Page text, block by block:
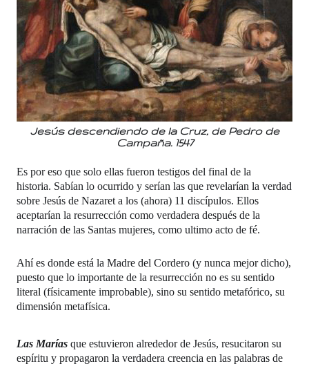
Jesús descendiendo de la Cruz, de Pedro de
Campaña. 1547
Es por eso que solo ellas fueron testigos del final de la
historia. Sabían lo ocurrido y serían las que revelarían la verdad
sobre Jesús de Nazaret a los (ahora) 11 discípulos. Ellos
aceptarían la resurrección como verdadera después de la
narración de las Santas mujeres, como ultimo acto de fé.
Ahí es donde está la Madre del Cordero (y nunca mejor dicho),
puesto que lo importante de la resurrección no es su sentido
literal (físicamente improbable), sino su sentido metafórico, su
dimensión metafísica.
Las Marías que estuvieron alrededor de Jesús, resucitaron su
espíritu y propagaron la verdadera creencia en las palabras de